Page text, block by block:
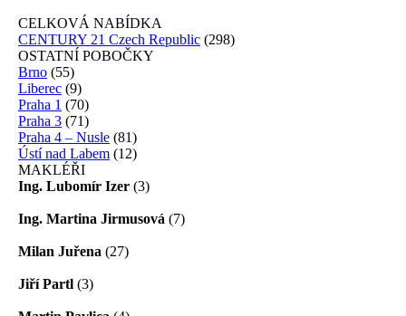
CELKOVÁ NABÍDKA
CENTURY 21 Czech Republic (298)
OSTATNÍ POBOČKY
Brno (55)
Liberec (9)
Praha 1 (70)
Praha 3 (71)
Praha 4 – Nusle (81)
Ústí nad Labem (12)
MAKLÉŘI
Ing. Lubomír Izer (3)
Ing. Martina Jirmusová (7)
Milan Juřena (27)
Jiří Partl (3)